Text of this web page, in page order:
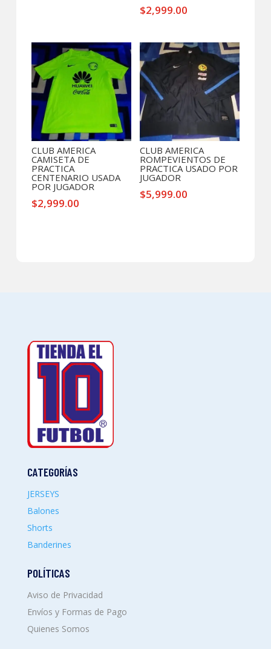
$2,999.00
CLUB AMERICA
CAMISETA DE
PRACTICA
CENTENARIO USADA
POR JUGADOR
$2,999.00
CLUB AMERICA
ROMPEVIENTOS DE
PRACTICA USADO POR
JUGADOR
$5,999.00
CATEGORÍAS
JERSEYS
Balones
Shorts
Banderines
POLÍTICAS
Aviso de Privacidad
Envíos y Formas de Pago
Quienes Somos